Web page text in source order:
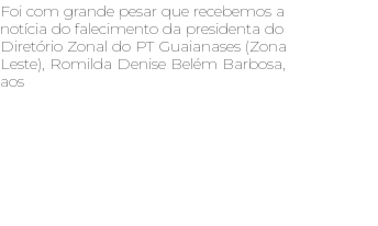
Foi com grande pesar que recebemos a
notícia do falecimento da presidenta do
Diretório Zonal do PT Guaianases (Zona
Leste), Romilda Denise Belém Barbosa,
aos